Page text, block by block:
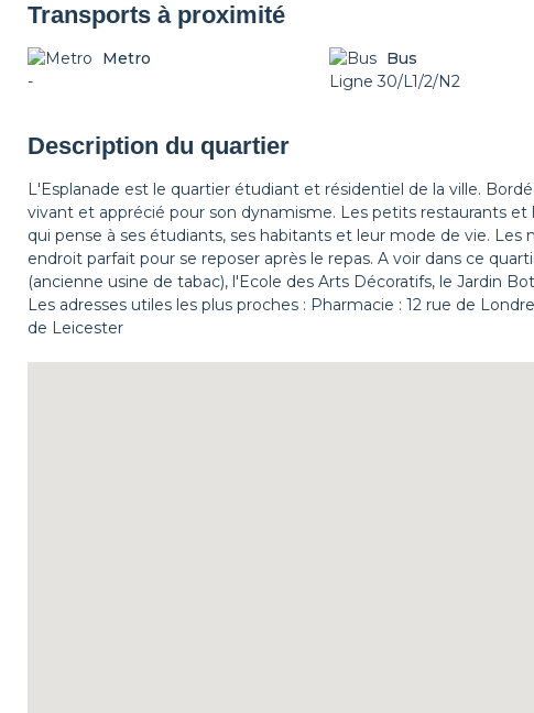
Décorations
Transports à proximité
Metro
-
Bus
Ligne 30/L1/2/N2
Description du quartier
L'Esplanade est le quartier étudiant et résidentiel de la ville.
vivant et apprécié pour son dynamisme. Les petits restaurants
qui pense à ses étudiants, ses habitants et leur mode de vie.
endroit parfait pour se reposer après le repas. A voir dans ce
(ancienne usine de tabac), l'Ecole des Arts Décoratifs, le Jardin
Les adresses utiles les plus proches : Pharmacie : 12 rue de
de Leicester